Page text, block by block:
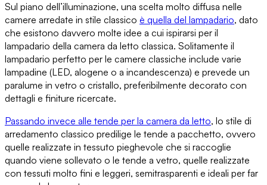
Sul piano dell’illuminazione, una scelta molto diffusa nelle
camere arredate in stile classico è quella del lampadario, dato
che esistono davvero molte idee a cui ispirarsi per il
lampadario della camera da letto classica. Solitamente il
lampadario perfetto per le camere classiche include varie
lampadine (LED, alogene o a incandescenza) e prevede un
paralume in vetro o cristallo, preferibilmente decorato con
dettagli e finiture ricercate.
Passando invece alle tende per la camera da letto, lo stile di
arredamento classico predilige le tende a pacchetto, ovvero
quelle realizzate in tessuto pieghevole che si raccoglie
quando viene sollevato o le tende a vetro, quelle realizzate
con tessuti molto fini e leggeri, semitrasparenti e ideali per far